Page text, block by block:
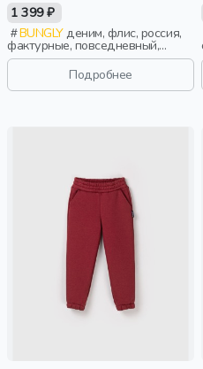
1 399 ₽
BUNGLYденим, флис, россия,
фактурные, повседневный,
мальчики, малыши, дошкольники,
Подробнее